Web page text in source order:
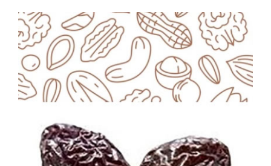
ΛΕΠΤΟΜΈΡΕΙΕΣ